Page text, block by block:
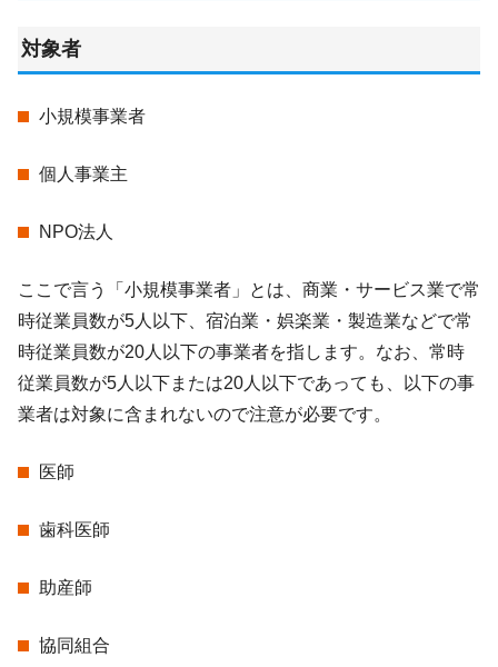
対象者
小規模事業者
個人事業主
NPO法人
ここで言う「小規模事業者」とは、商業・サービス業で常
時従業員数が5人以下、宿泊業・娯楽業・製造業などで常
時従業員数が20人以下の事業者を指します。なお、常時
従業員数が5人以下または20人以下であっても、以下の事
業者は対象に含まれないので注意が必要です。
医師
歯科医師
助産師
協同組合